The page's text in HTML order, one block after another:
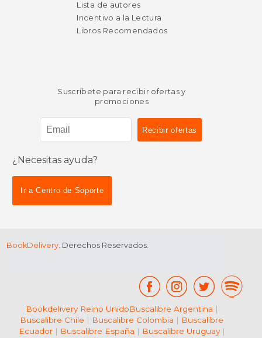
Lista de autores
Incentivo a la Lectura
Libros Recomendados
Suscríbete para recibir ofertas y
promociones
¿Necesitas ayuda?
Ir a Centro de Soporte
BookDelivery . Derechos Reservados.
Bookdelivery Reino UnidoBuscalibre Argentina |
Buscalibre Chile | Buscalibre Colombia | Buscalibre
Ecuador| Buscalibre España | Buscalibre Uruguay|